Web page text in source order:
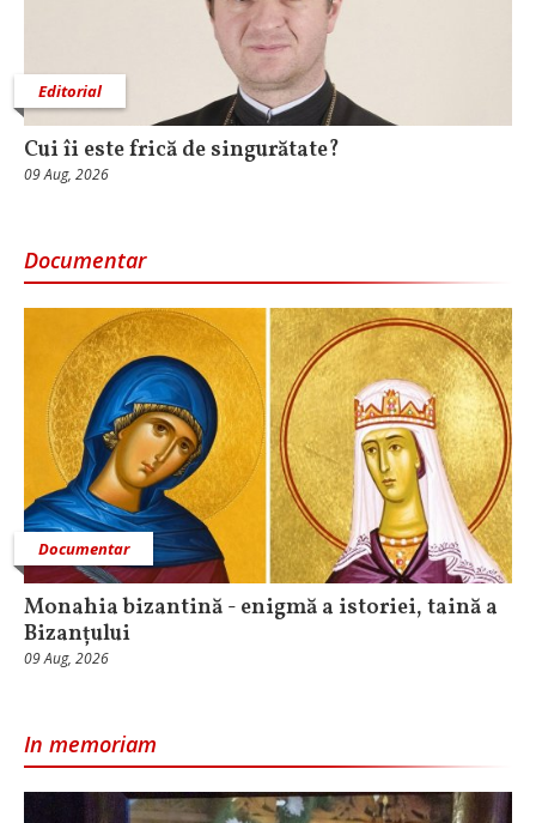
Editorial
Cui îi este frică de singurătate?
09 Aug, 2026
Documentar
Documentar
Monahia bizantină - enigmă a istoriei, taină a
Bizanțului
09 Aug, 2026
In memoriam